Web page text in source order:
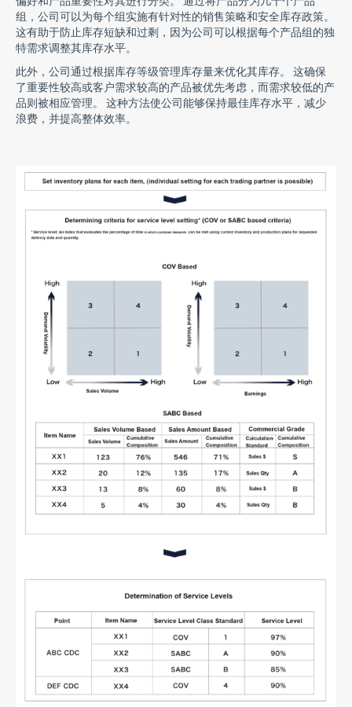
组，公司可以为每个组实施有针对性的销售策略和安全库存政策。
这有助于防止库存短缺和过剩，因为公司可以根据每个产品组的独
特需求调整其库存水平。
此外，公司通过根据库存等级管理库存量来优化其库存。 这确保
了重要性较高或客户需求较高的产品被优先考虑，而需求较低的产
品则被相应管理。 这种方法使公司能够保持最佳库存水平，减少
浪费，并提高整体效率。